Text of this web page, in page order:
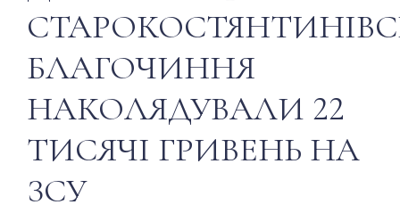
БЛАГОЧИННЯ
НАКОЛЯДУВАЛИ 22
ТИСЯЧІ ГРИВЕНЬ НА
ЗСУ